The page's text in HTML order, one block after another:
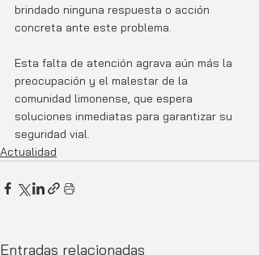
brindado ninguna respuesta o acción
concreta ante este problema.
Esta falta de atención agrava aún más la
preocupación y el malestar de la
comunidad limonense, que espera
soluciones inmediatas para garantizar su
seguridad vial.
Actualidad
Entradas relacionadas